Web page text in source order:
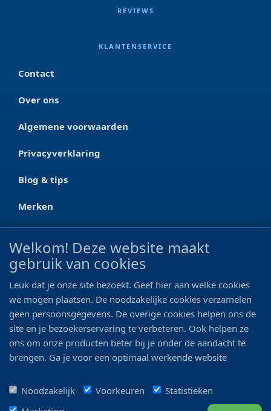
REVIEWS
KLANTENSERVICE
Contact
Over ons
Algemene voorwaarden
Privacyverklaring
Blog & tips
Merken
CONTACT
Ootmarsumseweg 125a
0546 - 622 990
06 - 11 19 81 42
info@bo-vis.nl
Welkom! Deze website maakt
gebruik van cookies
Leuk dat je onze site bezoekt. Geef hier aan welke cookies
we mogen plaatsen. De noodzakelijke cookies verzamelen
geen persoonsgegevens. De overige cookies helpen ons de
site en je bezoekerservaring te verbeteren. Ook helpen ze
ons om onze producten beter bij je onder de aandacht te
brengen. Ga je voor een optimaal werkende website
Noodzakelijk
Voorkeuren
Statistieken